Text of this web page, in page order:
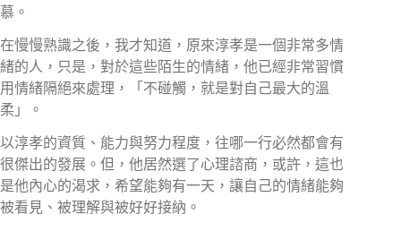
慕。
在慢慢熟識之後，我才知道，原來淳孝是一個非常多情
緒的人，只是，對於這些陌生的情緒，他已經非常習慣
用情緒隔絕來處理，「不碰觸，就是對自己最大的溫
柔」。
以淳孝的資質、能力與努力程度，往哪一行必然都會有
很傑出的發展。但，他居然選了心理諮商，或許，這也
是他內心的渴求，希望能夠有一天，讓自己的情緒能夠
被看見、被理解與被好好接納。